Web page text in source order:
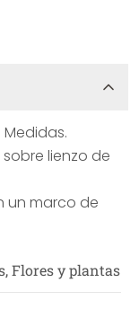
lienzo de
un marco de
Flores y plantas